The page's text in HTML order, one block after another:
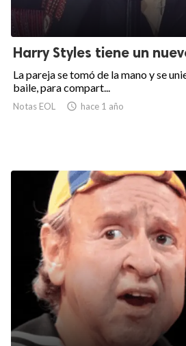
Harry Styles tiene un
La pareja se tomó de la mano y se
baile, para compart...
Notas EOL  hace 1 año